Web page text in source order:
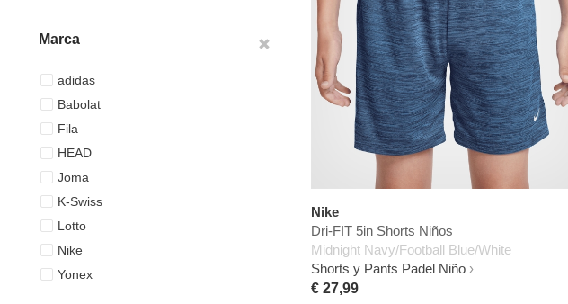
Marca
adidas
Babolat
Fila
HEAD
Joma
K-Swiss
Lotto
Nike
Yonex
Nike
Dri-FIT 5in Shorts Niños
Midnight Navy/Football Blue/White
Shorts y Pants Padel Niño
€ 27,99